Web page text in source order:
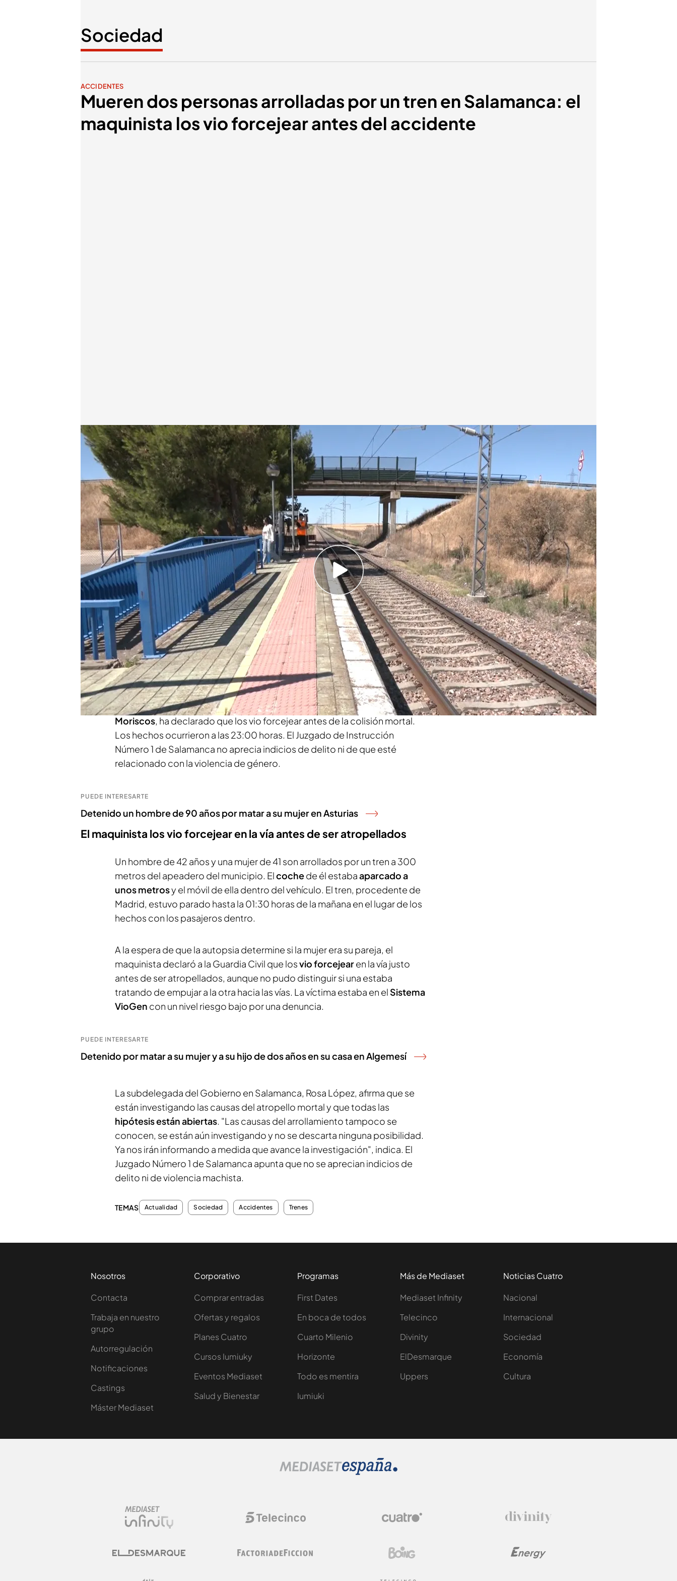
Sociedad
ACCIDENTES
Mueren dos personas arrolladas por un tren en Salamanca: el
maquinista los vio forcejear antes del accidente
Dos personas mueren arrolladas por un tren en Salamanca
Redacción digital Noticias Cuatro Europa Press
21 JUL 2025 - 15:12h.
El coche de él estaba aparcado a unos metros y el móvil de ella dentro
del vehículo
Detenido por prenderle fuego a una menor de 17 años en Las Palmas
de Gran Canaria: tiene el 95% del cuerpo quemado
Compartir
Salamanca Dos personas han muerto arrolladaspor untrenen
Salamanca. Las víctimas, un hombre de 42 años y una mujer de 41 estaban
en el Sistema VioGen. Ambos eran pareja.Según informa Verónica
Melendre,las labores de identificación han sido complicadas por el
estado en el que se encontraba el cuerpo de la mujer.
El maquinista del tren que los arrolló, a su paso porCastellanos de
Moriscos, ha declarado que los vio forcejear antes de la colisión mortal.
Los hechos ocurrieron a las 23:00 horas. El Juzgado de Instrucción
Número 1 de Salamanca no aprecia indicios de delito ni de que esté
relacionado con la violencia de género.
PUEDE INTERESARTE
Detenido un hombre de 90 años por matar a su mujer en Asturias
El maquinista los vio forcejear en la vía antes de ser atropellados
Un hombre de 42 años y una mujer de 41 son arrollados por un tren a 300
metros del apeadero del municipio. Elcochede él estabaaparcado a
unos metrosy el móvil de ella dentro del vehículo. El tren, procedente de
Madrid, estuvo parado hasta la 01:30 horas de la mañana en el lugar de los
hechos con los pasajeros dentro.
A la espera de que la autopsia determine si la mujer era su pareja, el
maquinista declaró a la Guardia Civil que losvio forcejearen la vía justo
antes de ser atropellados, aunque no pudo distinguir si una estaba
tratando de empujar a la otra hacia las vías. La víctima estaba en el Sistema
VioGen con un nivel riesgo bajo por una denuncia.
PUEDE INTERESARTE
Detenido por matar a su mujer y a su hijo de dos años en su casa en Algemesí
La subdelegada del Gobierno en Salamanca, Rosa López, afirma que se
están investigando las causas del atropello mortal y que todas las
hipótesis están abiertas. "Las causas del arrollamiento tampoco se
conocen, se están aún investigando y no se descarta ninguna posibilidad.
Ya nos irán informando a medida que avance la investigación", indica. El
Juzgado Número 1 de Salamanca apunta que no se aprecian indicios de
delito ni de violencia machista.
TEMAS Actualidad Sociedad Accidentes Trenes
Nosotros
Contacta
Trabaja en nuestro
grupo
Autorregulación
Notificaciones
Castings
Máster Mediaset
Corporativo
Comprar entradas
Ofertas y regalos
Planes Cuatro
Cursos Iumiuky
Eventos Mediaset
Salud y Bienestar
Programas
First Dates
En boca de todos
Cuarto Milenio
Horizonte
Todo es mentira
Iumiuki
Más de Mediaset
Mediaset Infinity
Telecinco
Divinity
ElDesmarque
Uppers
Noticias Cuatro
Nacional
Internacional
Sociedad
Economía
Cultura